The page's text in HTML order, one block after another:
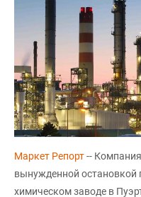
Маркет Репорт-- Компания
вынужденной остановкой
химическом заводе в